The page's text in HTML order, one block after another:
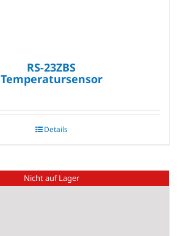
RS-23ZBS
Temperatursensor
Details
Nicht auf Lager